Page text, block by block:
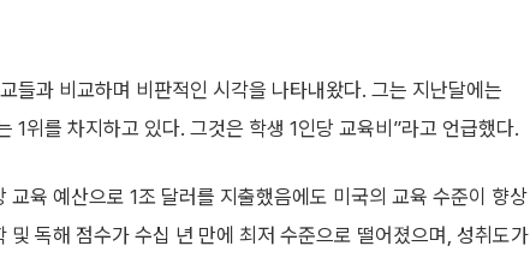
들과 비교하며 비판적인 시각을 나타내왔다. 그는 지난달에는
1위를 차지하고 있다. 그것은 학생 1인당 교육비”라고 언급했다.
육 예산으로 1조 달러를 지출했음에도 미국의 교육 수준이 향상
독해 점수가 수십 년 만에 최저 수준으로 떨어졌으며, 성취도가